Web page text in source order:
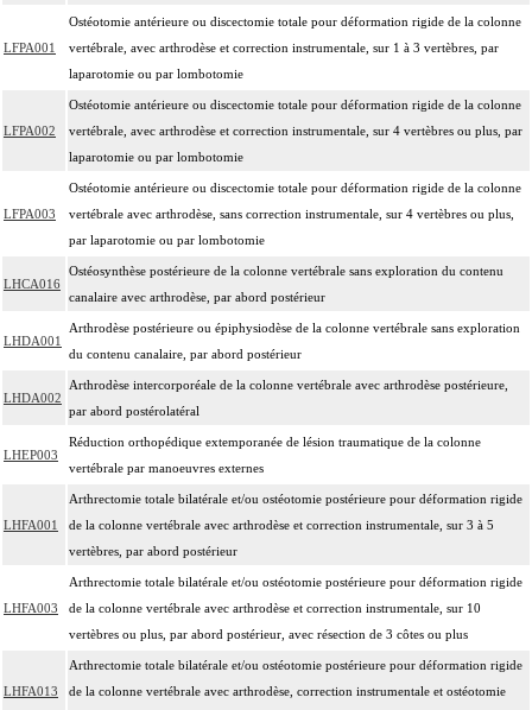
LFPA001
Ostéotomie antérieure ou discectomie totale pour déformation rigide de la colonne
vertébrale, avec arthrodèse et correction instrumentale, sur 1 à 3 vertèbres, par
laparotomie ou par lombotomie
LFPA002
Ostéotomie antérieure ou discectomie totale pour déformation rigide de la colonne
vertébrale, avec arthrodèse et correction instrumentale, sur 4 vertèbres ou plus, par
laparotomie ou par lombotomie
LFPA003
Ostéotomie antérieure ou discectomie totale pour déformation rigide de la colonne
vertébrale avec arthrodèse, sans correction instrumentale, sur 4 vertèbres ou plus,
par laparotomie ou par lombotomie
LHCA016
Ostéosynthèse postérieure de la colonne vertébrale sans exploration du contenu
canalaire avec arthrodèse, par abord postérieur
LHDA001
Arthrodèse postérieure ou épiphysiodèse de la colonne vertébrale sans exploration
du contenu canalaire, par abord postérieur
LHDA002
Arthrodèse intercorporéale de la colonne vertébrale avec arthrodèse postérieure,
par abord postérolatéral
LHEP003
Réduction orthopédique extemporanée de lésion traumatique de la colonne
vertébrale par manoeuvres externes
LHFA001
Arthrectomie totale bilatérale et/ou ostéotomie postérieure pour déformation rigide
de la colonne vertébrale avec arthrodèse et correction instrumentale, sur 3 à 5
vertèbres, par abord postérieur
LHFA003
Arthrectomie totale bilatérale et/ou ostéotomie postérieure pour déformation rigide
de la colonne vertébrale avec arthrodèse et correction instrumentale, sur 10
vertèbres ou plus, par abord postérieur, avec résection de 3 côtes ou plus
LHFA013
Arthrectomie totale bilatérale et/ou ostéotomie postérieure pour déformation rigide
de la colonne vertébrale avec arthrodèse, correction instrumentale et ostéotomie